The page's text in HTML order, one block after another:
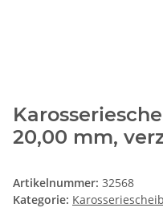
20,00 mm,
Artikelnummer: 32568
Kategorie: